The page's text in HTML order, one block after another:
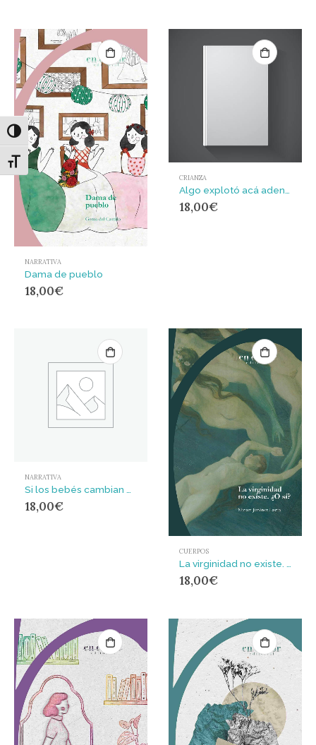
Alternar alto contraste
Alternar tamaño de letra
NARRATIVA
Dama de pueblo
18,00€
CRIANZA
18,00€
NARRATIVA
Si los bebés cambian de color
18,00€
CUERPOS
La virginidad no existe. ¿O sí?
18,00€